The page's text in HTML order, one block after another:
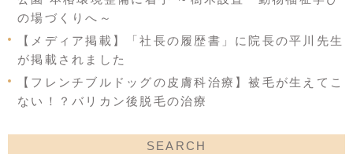
の場づくりへ～
【メディア掲載】「社長の履歴書」に院長の平川先生
が掲載されました
【フレンチブルドッグの皮膚科治療】被毛が生えてこ
ない！？バリカン後脱毛の治療
SEARCH